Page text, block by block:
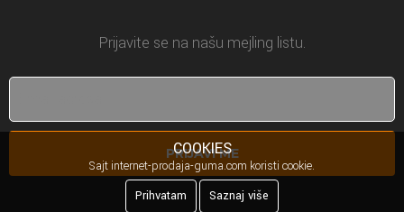
Prijavite se na našu mejling listu.
PRIJAVI ME
COOKIES
Sajt internet-prodaja-guma.com koristi cookie.
Prihvatam
Saznaj više